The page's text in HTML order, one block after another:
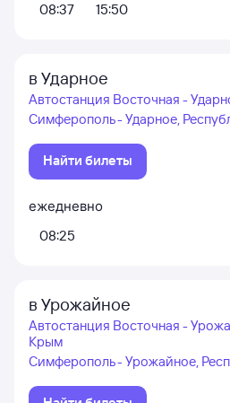
08:37
15:50
в Ударное
Автостанция Восточная -
Симферополь - Ударное,
Найти билеты
ежедневно
08:25
в Урожайное
Автостанция Восточная -
Крым
Симферополь - Урожайное,